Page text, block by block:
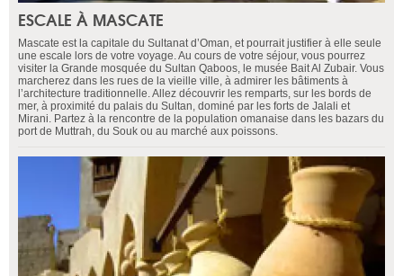
ESCALE À MASCATE
Mascate est la capitale du Sultanat d’Oman, et pourrait justifier à elle seule
une escale lors de votre voyage. Au cours de votre séjour, vous pourrez
visiter la Grande mosquée du Sultan Qaboos, le musée Bait Al Zubair. Vous
marcherez dans les rues de la vieille ville, à admirer les bâtiments à
l’architecture traditionnelle. Allez découvrir les remparts, sur les bords de
mer, à proximité du palais du Sultan, dominé par les forts de Jalali et
Mirani. Partez à la rencontre de la population omanaise dans les bazars du
port de Muttrah, du Souk ou au marché aux poissons.